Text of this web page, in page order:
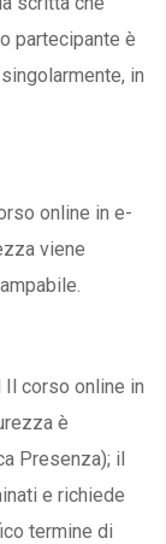
partecipante è
in
online in e-
viene
corso online in
è
Presenza); il
e richiede
termine di